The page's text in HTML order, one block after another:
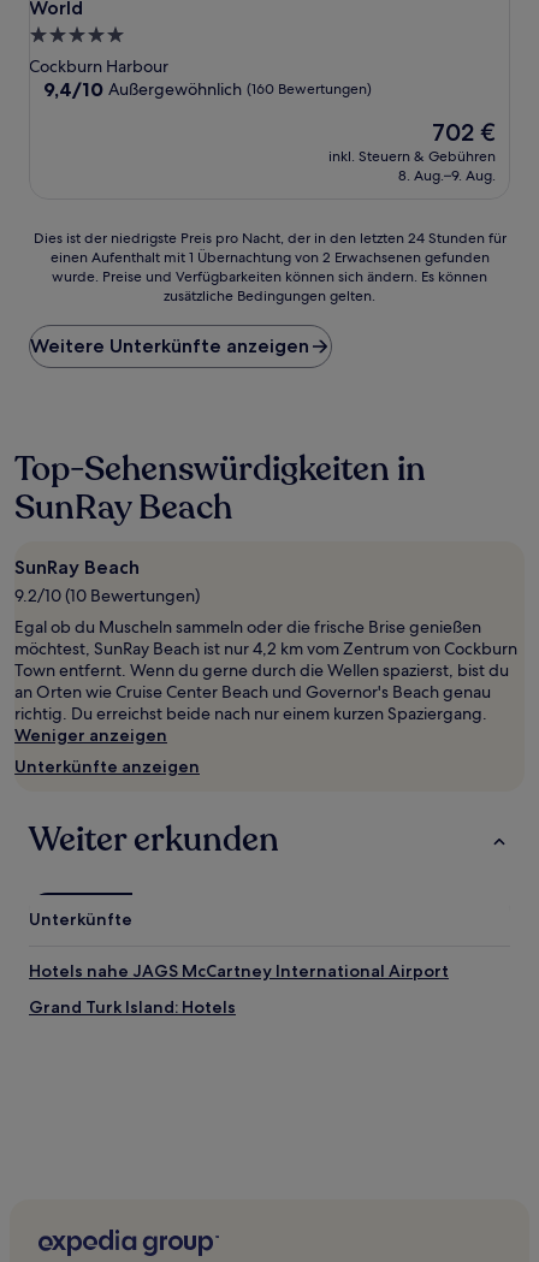
World
5.0-
Sterne-
Unterkunft
Cockburn Harbour
9.4
9,4/10 Außergewöhnlich (160 Bewertungen)
Der
Preis
beträgt
702 €
inkl. Steuern & Gebühren
8. Aug.–9. Aug.
Dies
der
Preis
pro
Nacht,
letzten
24 Stunden
für
einen
mit
1 Übernachtung
von
2 Erwachsenen
gefunden
wurde.
Preise
und
Verfügbarkeiten
können
sich
Es
können
Bedingungen
gelten.
Dies ist der niedrigste Preis pro Nacht, der in den letzten 24 Stunden für
einen Aufenthalt mit 1 Übernachtung von 2 Erwachsenen gefunden
wurde. Preise und Verfügbarkeiten können sich ändern. Es können
zusätzliche Bedingungen gelten.
Weitere Unterkünfte anzeigen
Top-Sehenswürdigkeiten in
SunRay Beach
SunRay Beach
9.2/10 (10 Bewertungen)
Egal ob du Muscheln sammeln oder die frische Brise genießen
möchtest, SunRay Beach ist nur 4,2 km vom Zentrum von Cockburn
Town entfernt. Wenn du gerne durch die Wellen spazierst, bist du
an Orten wie Cruise Center Beach und Governor's Beach genau
richtig. Du erreichst beide nach nur einem kurzen Spaziergang.
Weniger anzeigen
Unterkünfte anzeigen
Weiter erkunden
Unterkünfte
Hotels nahe JAGS McCartney International Airport
Grand Turk Island: Hotels